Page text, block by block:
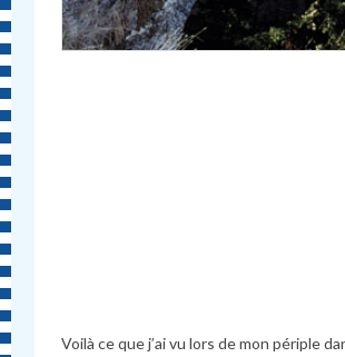
Voilà ce que j’ai vu lors de mon périple